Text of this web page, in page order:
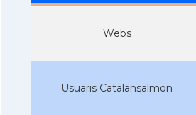
Webs
Usuaris Catalansalmon